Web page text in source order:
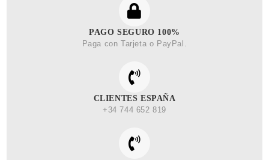
PAGO SEGURO 100%
Paga con Tarjeta o PayPal.
CLIENTES ESPAÑA
+34 744 652 819